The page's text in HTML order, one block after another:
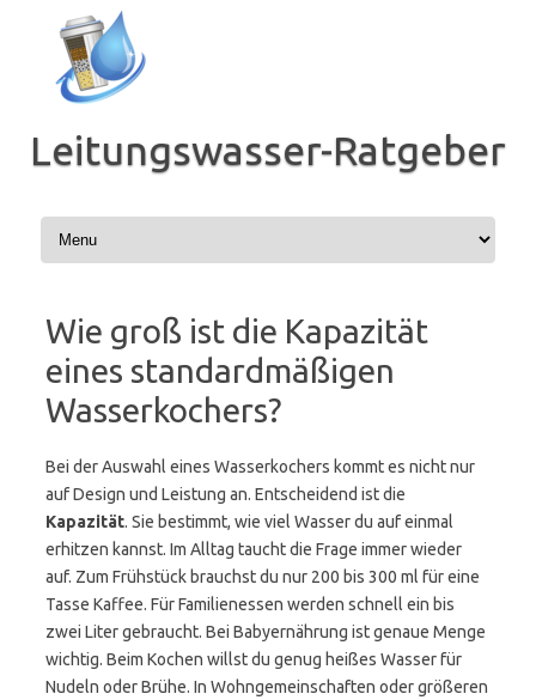
Inhalt
springen
Leitungswasser-Ratgeber
Wie groß ist die Kapazität
eines standardmäßigen
Wasserkochers?
Bei der Auswahl eines Wasserkochers kommt es nicht nur
auf Design und Leistung an. Entscheidend ist die
Kapazität. Sie bestimmt, wie viel Wasser du auf einmal
erhitzen kannst. Im Alltag taucht die Frage immer wieder
auf. Zum Frühstück brauchst du nur 200 bis 300 ml für eine
Tasse Kaffee. Für Familienessen werden schnell ein bis
zwei Liter gebraucht. Bei Babyernährung ist genaue Menge
wichtig. Beim Kochen willst du genug heißes Wasser für
Nudeln oder Brühe. In Wohngemeinschaften oder größeren